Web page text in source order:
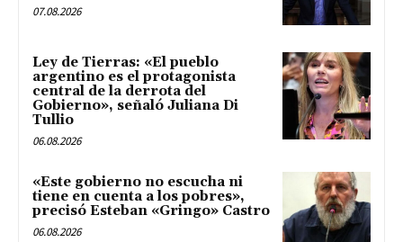
07.08.2026
Ley de Tierras: «El pueblo
argentino es el protagonista
central de la derrota del
Gobierno», señaló Juliana Di
Tullio
06.08.2026
«Este gobierno no escucha ni
tiene en cuenta a los pobres»,
precisó Esteban «Gringo» Castro
06.08.2026